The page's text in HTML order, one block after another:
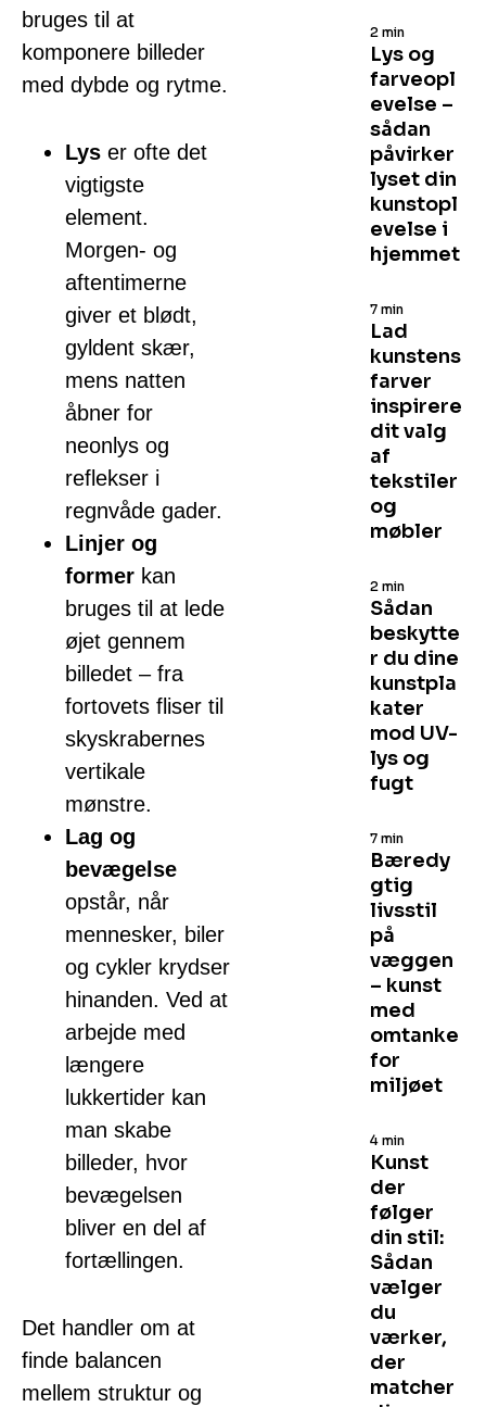
bruges til at
komponere billeder
med dybde og rytme.
Lys er ofte det
vigtigste
element.
Morgen- og
aftentimerne
giver et blødt,
gyldent skær,
mens natten
åbner for
neonlys og
reflekser i
regnvåde gader.
Linjer og
former kan
bruges til at lede
øjet gennem
billedet – fra
fortovets fliser til
skyskrabernes
vertikale
mønstre.
Lag og
bevægelse
opstår, når
mennesker, biler
og cykler krydser
hinanden. Ved at
arbejde med
længere
lukkertider kan
man skabe
billeder, hvor
bevægelsen
bliver en del af
fortællingen.
Det handler om at
finde balancen
mellem struktur og
Lys og
farveopl
evelse –
sådan
påvirker
lyset din
kunstopl
evelse i
hjemmet
2 min
Lad
kunstens
farver
inspirere
dit valg
af
tekstiler
og
møbler
7 min
Sådan
beskytte
r du dine
kunstpla
kater
mod UV-
lys og
fugt
2 min
Bæredy
gtig
livsstil
på
væggen
– kunst
med
omtanke
for
miljøet
7 min
Kunst
der
følger
din stil:
Sådan
vælger
du
værker,
der
matcher
4 min